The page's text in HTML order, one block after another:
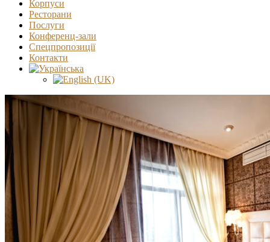
Корпуси
Ресторани
Послуги
Конференц-зали
Спецпропозиції
Контакти